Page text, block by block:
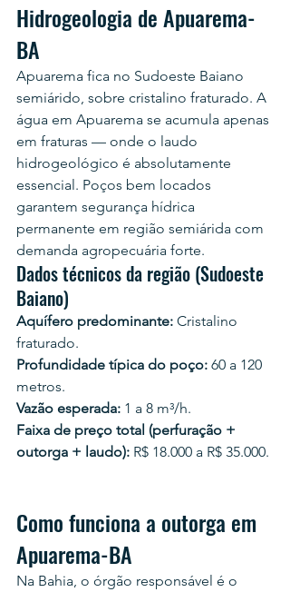
Hidrogeologia de Apuarema-
BA
Apuarema fica no Sudoeste Baiano
semiárido, sobre cristalino fraturado. A
água em Apuarema se acumula apenas
em fraturas — onde o laudo
hidrogeológico é absolutamente
essencial. Poços bem locados
garantem segurança hídrica
permanente em região semiárida com
demanda agropecuária forte.
Dados técnicos da região (Sudoeste
Baiano)
Aquífero predominante: Cristalino
fraturado.
Profundidade típica do poço: 60 a 120
metros.
Vazão esperada: 1 a 8 m³/h.
Faixa de preço total (perfuração +
outorga + laudo): R$ 18.000 a R$ 35.000.
Como funciona a outorga em
Apuarema-BA
Na Bahia, o órgão responsável é o